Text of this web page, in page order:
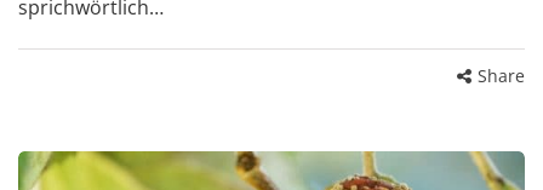
sprichwörtlich…
Share